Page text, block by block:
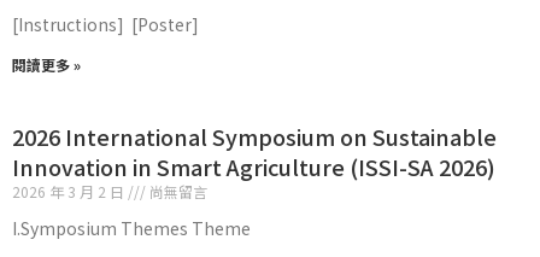
[Instructions] [Poster]
閱讀更多 »
2026 International Symposium on Sustainable
Innovation in Smart Agriculture (ISSI-SA 2026)
2026 年 3 月 2 日 尚無留言
I.Symposium Themes Theme